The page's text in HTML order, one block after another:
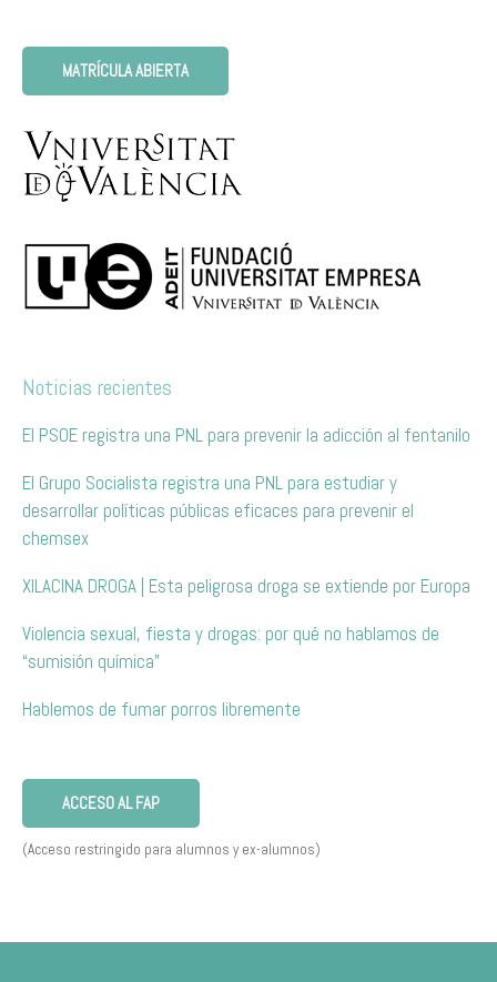
MATRÍCULA ABIERTA
Noticias recientes
El PSOE registra una PNL para prevenir la adicción al fentanilo
El Grupo Socialista registra una PNL para estudiar y
desarrollar políticas públicas eficaces para prevenir el
chemsex
XILACINA DROGA | Esta peligrosa droga se extiende por Europa
Violencia sexual, fiesta y drogas: por qué no hablamos de
“sumisión química”
Hablemos de fumar porros libremente
ACCESO AL FAP
(Acceso restringido para alumnos y ex-alumnos)